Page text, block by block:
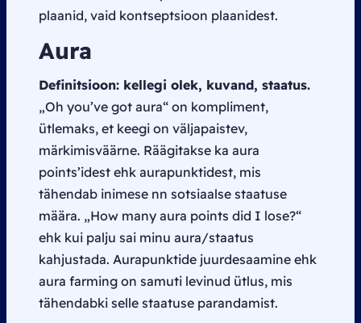
plaanid, vaid kontseptsioon plaanidest.
Aura
Definitsioon: kellegi olek, kuvand, staatus.
„Oh you’ve got aura“ on kompliment,
ütlemaks, et keegi on väljapaistev,
märkimisväärne. Räägitakse ka aura
points’idest ehk aurapunktidest, mis
tähendab inimese nn sotsiaalse staatuse
määra. „How many aura points did I lose?“
ehk kui palju sai minu aura/staatus
kahjustada. Aurapunktide juurdesaamine ehk
aura farming on samuti levinud ütlus, mis
tähendabki selle staatuse parandamist.